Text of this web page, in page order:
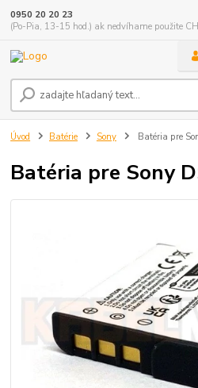
0950 20 20 23
(Po-Pia, 13-15 hod.) ak nedvíhame použite
Úvod Batérie Sony Batéria pre
Batéria pre Sony